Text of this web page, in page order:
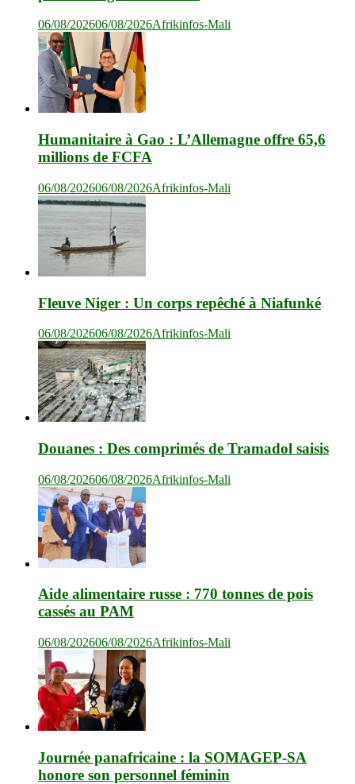
06/08/202606/08/2026Afrikinfos-Mali
Humanitaire à Gao : L’Allemagne offre 65,6
millions de FCFA
06/08/202606/08/2026Afrikinfos-Mali
Fleuve Niger : Un corps repêché à Niafunké
06/08/202606/08/2026Afrikinfos-Mali
Douanes : Des comprimés de Tramadol saisis
06/08/202606/08/2026Afrikinfos-Mali
Aide alimentaire russe : 770 tonnes de pois
cassés au PAM
06/08/202606/08/2026Afrikinfos-Mali
Journée panafricaine : la SOMAGEP-SA
honore son personnel féminin